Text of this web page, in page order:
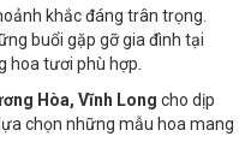
khắc đáng trân trọng.
buổi gặp gỡ gia đình tại
hoa tươi phù hợp.
Hòa, Vĩnh Long cho dịp
chọn những mẫu hoa mang